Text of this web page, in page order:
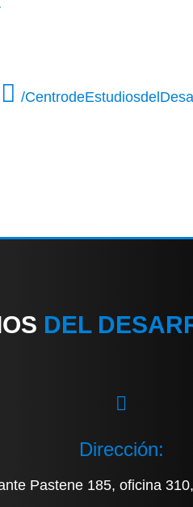
/
DEL
Dirección:
Pastene 185, oficina